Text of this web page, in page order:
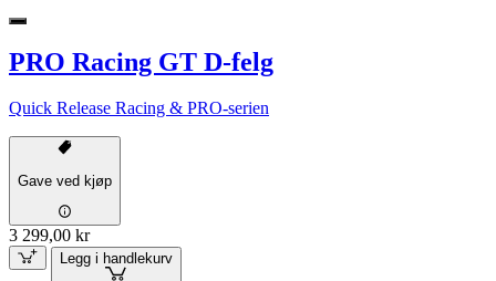
PRO Racing GT D-felg
Quick Release Racing & PRO-serien
Gave ved kjøp
3 299,00 kr
Legg i handlekurv